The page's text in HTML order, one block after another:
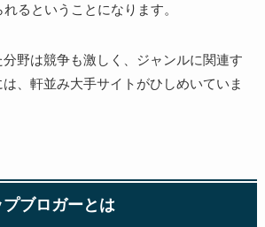
るということになります。
野は競争も激しく、ジャンルに関連す
、軒並み大手サイトがひしめいていま
ブロガーとは